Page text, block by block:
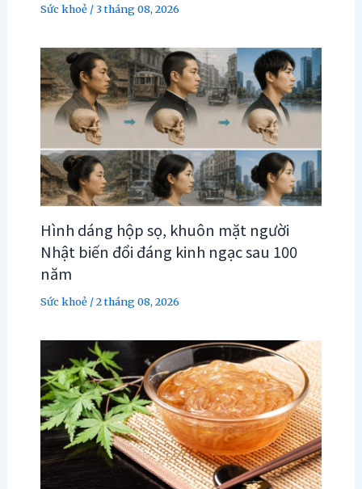
Sức khoẻ/3 tháng 08, 2026
Hình dáng hộp sọ, khuôn mặt người
Nhật biến đổi đáng kinh ngạc sau 100
năm
Sức khoẻ/2 tháng 08, 2026